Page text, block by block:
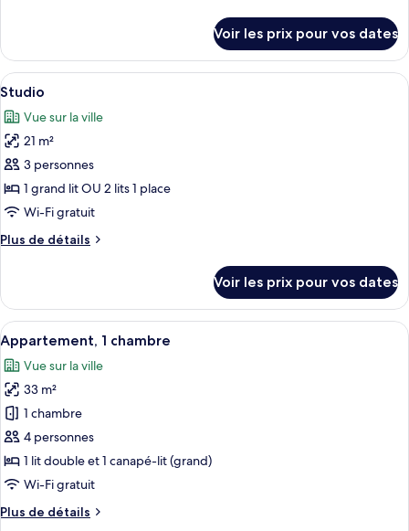
de
chambre :
Chambre
le
type
de
Chambre
Voir les prix pour vos dates
Afficher
toutes
les
photos
pour
ce
type
chambre :
Une chambre à coucher au style
6
Studio
Vue sur la ville
21 m²
3 personnes
1 grand lit OU 2 lits 1 place
Wi-Fi gratuit
Plus de détails
Plus
le
type
de
chambre
Studio
Voir les prix pour vos dates
Afficher
toutes
les
photos
pour
ce
type
de
chambre :
Appartement,
Une chambre d’hôtel moderne
5
Appartement, 1 chambre
Vue sur la ville
33 m²
1 chambre
4 personnes
1 lit double et 1 canapé-lit (grand)
Wi-Fi gratuit
Plus de détails
Plus